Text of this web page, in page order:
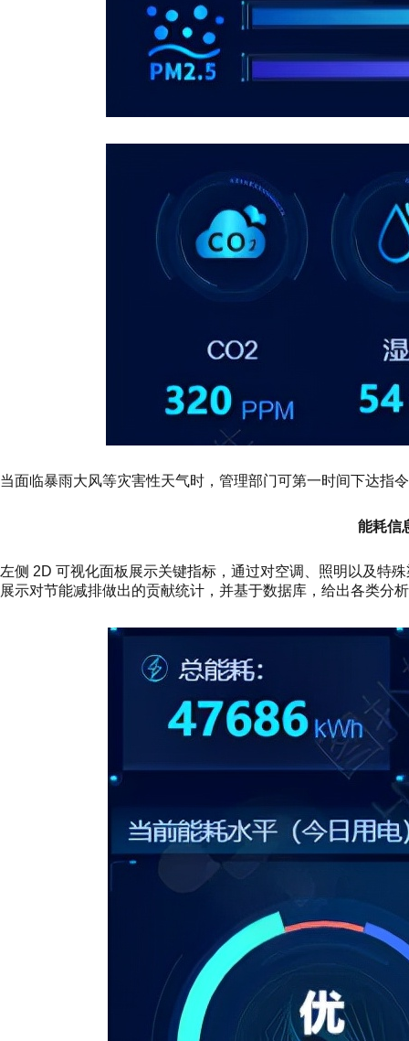
当面临暴雨大风等灾害性天气时，管理部门可第一时间下达指
能耗信
左侧 2D 可视化面板展示关键指标，通过对空调、照明以及特
展示对节能减排做出的贡献统计，并基于数据库，给出各类分